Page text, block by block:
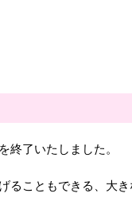
終了いたしました。
ることもできる、大